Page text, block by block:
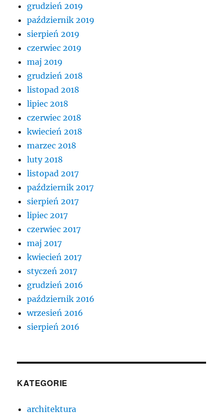
grudzień 2019
październik 2019
sierpień 2019
czerwiec 2019
maj 2019
grudzień 2018
listopad 2018
lipiec 2018
czerwiec 2018
kwiecień 2018
marzec 2018
luty 2018
listopad 2017
październik 2017
sierpień 2017
lipiec 2017
czerwiec 2017
maj 2017
kwiecień 2017
styczeń 2017
grudzień 2016
październik 2016
wrzesień 2016
sierpień 2016
KATEGORIE
architektura